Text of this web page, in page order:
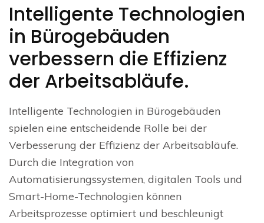
Intelligente Technologien
in Bürogebäuden
verbessern die Effizienz
der Arbeitsabläufe.
Intelligente Technologien in Bürogebäuden
spielen eine entscheidende Rolle bei der
Verbesserung der Effizienz der Arbeitsabläufe.
Durch die Integration von
Automatisierungssystemen, digitalen Tools und
Smart-Home-Technologien können
Arbeitsprozesse optimiert und beschleunigt